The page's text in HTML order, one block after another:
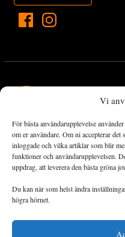
Vi
För bästa användarupplevelse
om er användare. Om ni accepterar
inloggade och vilka artiklar som blir
funktioner och användarupplevelsen.
uppdrag, att leverera den bästa gröna
Du kan när som helst ändra
högra hörnet.
Landets Fria Tidning är en
det viktigaste som händer
omställningsrörelsen. En
både via starka och lika
ekonomiska och sociala
utvecklas och frodas.